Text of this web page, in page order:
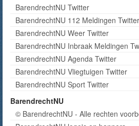
BarendrechtNU Twitter
BarendrechtNU 112 Meldingen Twitter
BarendrechtNU Weer Twitter
BarendrechtNU Inbraak Meldingen
BarendrechtNU Agenda Twitter
BarendrechtNU Vliegtuigen Twitter
BarendrechtNU Sport Twitter
BarendrechtNU
© BarendrechtNU - Alle rechten